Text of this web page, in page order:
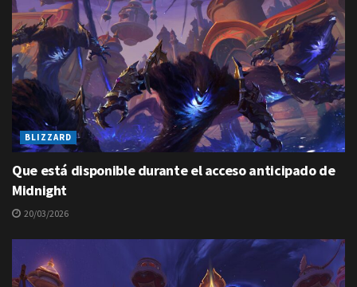
BLIZZARD
Que está disponible durante el acceso anticipado de
Midnight
20/03/2026